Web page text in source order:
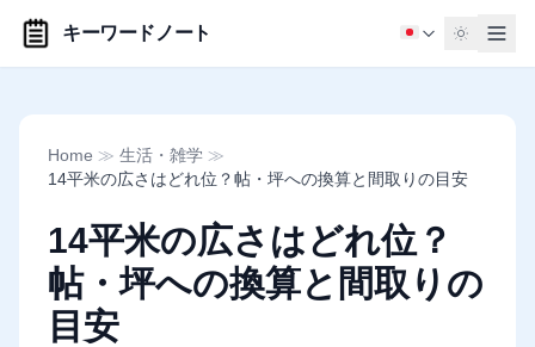
キーワードノート
Home ≫ 生活・雑学 ≫
14平米の広さはどれ位？帖・坪への換算と間取りの目安
14平米の広さはどれ位？
帖・坪への換算と間取りの
目安